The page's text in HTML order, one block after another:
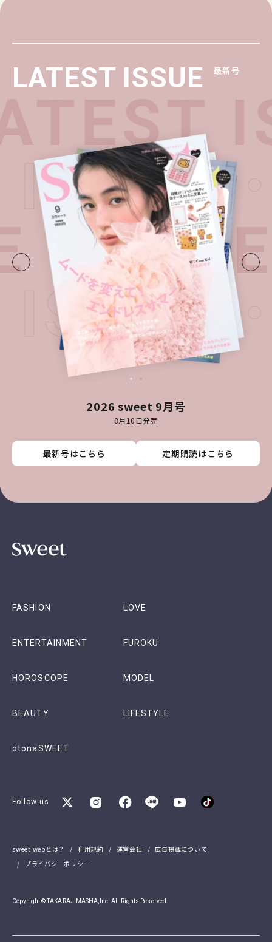
LATEST ISSUE 最新号
2026 sweet 9月号
8月10日発売
最新号はこちら 定期購読はこちら
最新号はこちら 定期購読はこちら
最新号はこちら 定期購読はこちら
最新号はこちら 定期購読はこちら
ISSUE
ISSUE
FASHION LOVE
ENTERTAINMENT FUROKU
HOROSCOPE MODEL
BEAUTY LIFESTYLE
otonaSWEET
Follow us
sweet webとは？ 利用規約 運営会社
広告掲載について
プライバシーポリシー
Copyright © TAKARAJIMASHA,Inc. All Rights Reserved.